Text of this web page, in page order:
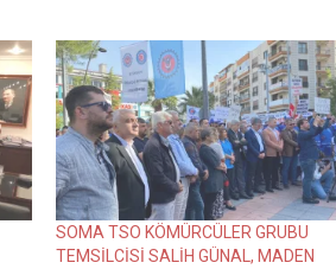
SOMA TSO KÖMÜRCÜLER GRUBU
TEMSİLCİSİ SALİH GÜNAL, MADEN